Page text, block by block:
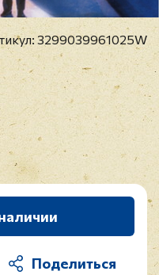
3299039961025W